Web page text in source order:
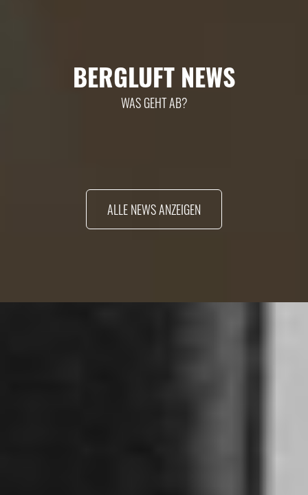
BERGLUFT NEWS
WAS GEHT AB?
ALLE NEWS ANZEIGEN